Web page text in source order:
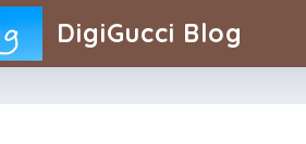
DigiGucci Blog